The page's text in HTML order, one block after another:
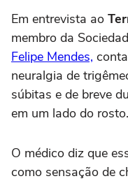
Em entrevista ao
membro da
Felipe Mendes,
neuralgia de
súbitas e de breve
em um lado do rosto.
O médico diz que
como sensação de